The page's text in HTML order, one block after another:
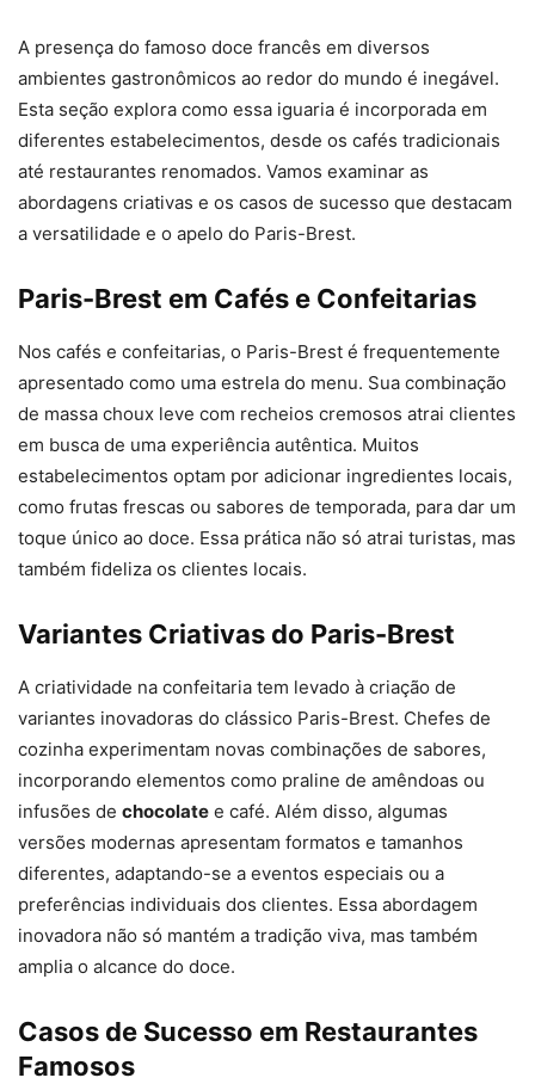
A presença do famoso doce francês em diversos
ambientes gastronômicos ao redor do mundo é inegável.
Esta seção explora como essa iguaria é incorporada em
diferentes estabelecimentos, desde os cafés tradicionais
até restaurantes renomados. Vamos examinar as
abordagens criativas e os casos de sucesso que destacam
a versatilidade e o apelo do Paris-Brest.
Paris-Brest em Cafés e Confeitarias
Nos cafés e confeitarias, o Paris-Brest é frequentemente
apresentado como uma estrela do menu. Sua combinação
de massa choux leve com recheios cremosos atrai clientes
em busca de uma experiência autêntica. Muitos
estabelecimentos optam por adicionar ingredientes locais,
como frutas frescas ou sabores de temporada, para dar um
toque único ao doce. Essa prática não só atrai turistas, mas
também fideliza os clientes locais.
Variantes Criativas do Paris-Brest
A criatividade na confeitaria tem levado à criação de
variantes inovadoras do clássico Paris-Brest. Chefes de
cozinha experimentam novas combinações de sabores,
incorporando elementos como praline de amêndoas ou
infusões de chocolate e café. Além disso, algumas
versões modernas apresentam formatos e tamanhos
diferentes, adaptando-se a eventos especiais ou a
preferências individuais dos clientes. Essa abordagem
inovadora não só mantém a tradição viva, mas também
amplia o alcance do doce.
Casos de Sucesso em Restaurantes
Famosos